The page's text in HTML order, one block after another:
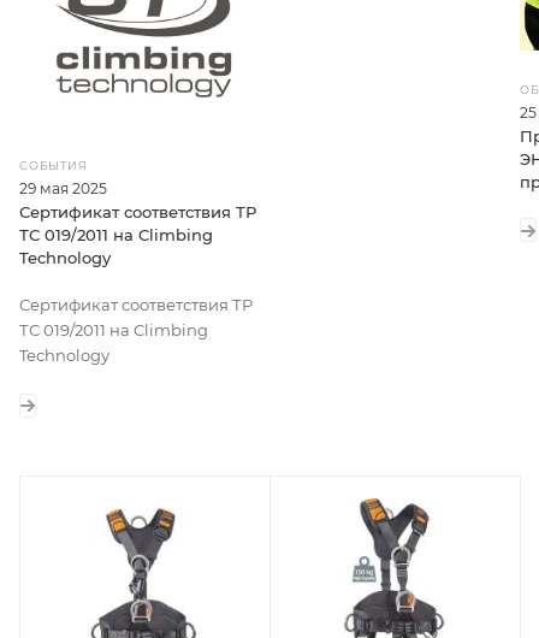
СОБЫТИЯ
29 мая 2025
Сертификат соответствия ТР
ТС 019/2011 на Climbing
Technology
Сертификат соответствия ТР
ТС 019/2011 на Climbing
Technology